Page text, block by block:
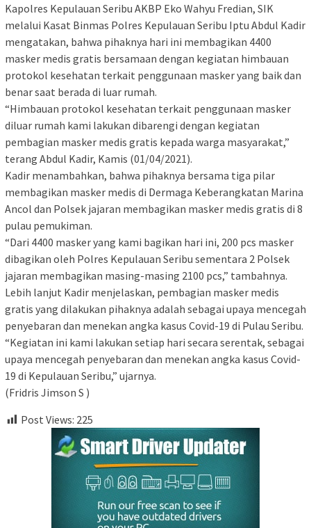
Kapolres Kepulauan Seribu AKBP Eko Wahyu Fredian, SIK
melalui Kasat Binmas Polres Kepulauan Seribu Iptu Abdul Kadir
mengatakan, bahwa pihaknya hari ini membagikan 4400
masker medis gratis bersamaan dengan kegiatan himbauan
protokol kesehatan terkait penggunaan masker yang baik dan
benar saat berada di luar rumah.
“Himbauan protokol kesehatan terkait penggunaan masker
diluar rumah kami lakukan dibarengi dengan kegiatan
pembagian masker medis gratis kepada warga masyarakat,”
terang Abdul Kadir, Kamis (01/04/2021).
Kadir menambahkan, bahwa pihaknya bersama tiga pilar
membagikan masker medis di Dermaga Keberangkatan Marina
Ancol dan Polsek jajaran membagikan masker medis gratis di 8
pulau pemukiman.
“Dari 4400 masker yang kami bagikan hari ini, 200 pcs masker
dibagikan oleh Polres Kepulauan Seribu sementara 2 Polsek
jajaran membagikan masing-masing 2100 pcs,” tambahnya.
Lebih lanjut Kadir menjelaskan, pembagian masker medis
gratis yang dilakukan pihaknya adalah sebagai upaya mencegah
penyebaran dan menekan angka kasus Covid-19 di Pulau Seribu.
“Kegiatan ini kami lakukan setiap hari secara serentak, sebagai
upaya mencegah penyebaran dan menekan angka kasus Covid-
19 di Kepulauan Seribu,” ujarnya.
(Fridris Jimson S )
Post Views: 225